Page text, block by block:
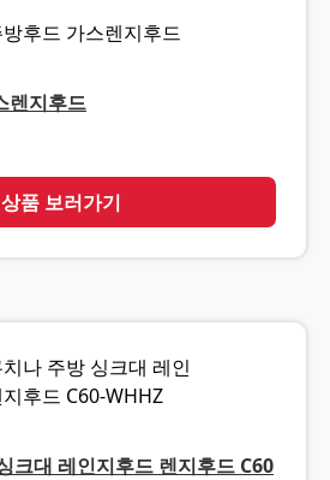
렌지후드
상품 보러가기
크대 레인지후드 렌지후드 C60